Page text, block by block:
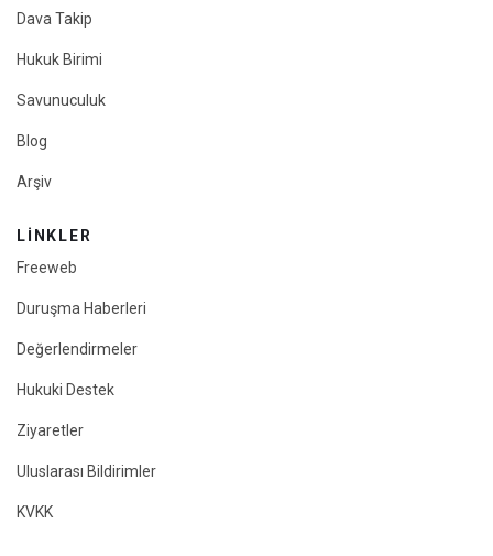
Dava Takip
Hukuk Birimi
Savunuculuk
Blog
Arşiv
LINKLER
Freeweb
Duruşma Haberleri
Değerlendirmeler
Hukuki Destek
Ziyaretler
Uluslarası Bildirimler
KVKK